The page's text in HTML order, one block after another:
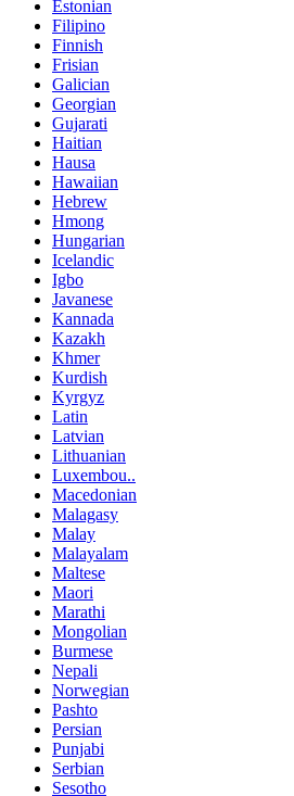
Estonian
Filipino
Finnish
Frisian
Galician
Georgian
Gujarati
Haitian
Hausa
Hawaiian
Hebrew
Hmong
Hungarian
Icelandic
Igbo
Javanese
Kannada
Kazakh
Khmer
Kurdish
Kyrgyz
Latin
Latvian
Lithuanian
Luxembou..
Macedonian
Malagasy
Malay
Malayalam
Maltese
Maori
Marathi
Mongolian
Burmese
Nepali
Norwegian
Pashto
Persian
Punjabi
Serbian
Sesotho